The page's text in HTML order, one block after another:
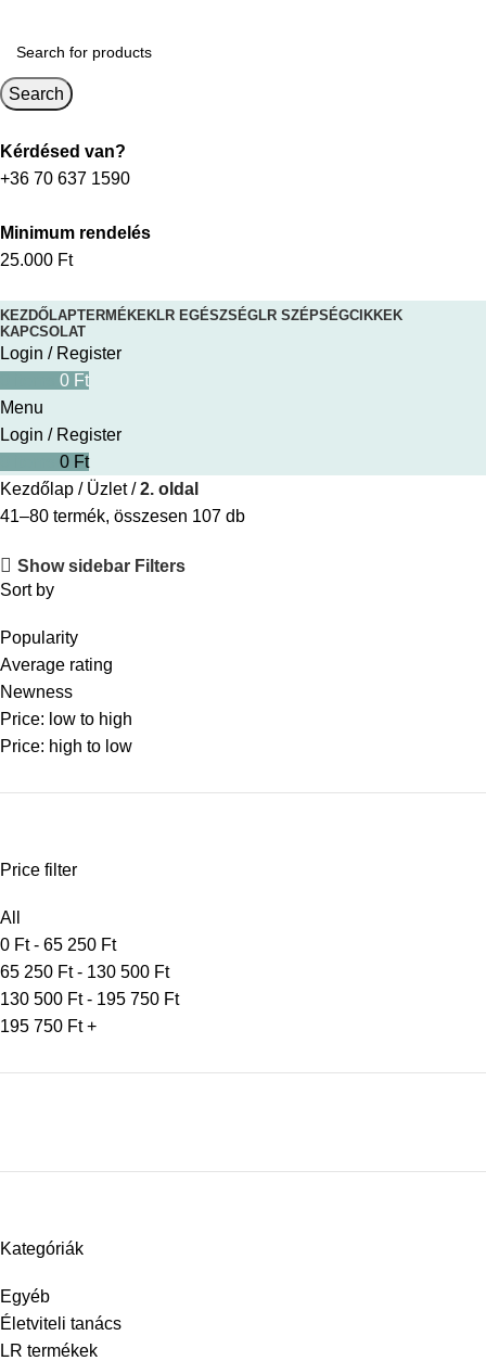
Search
Kérdésed van?
+36 70 637 1590
Minimum rendelés
25.000 Ft
KEZDŐLAPTERMÉKEKLR EGÉSZSÉGLR SZÉPSÉGCIKKEK
KAPCSOLAT
Login / Register
0 Ft
Menu
Login / Register
0 Ft
Kezdőlap
Üzlet
2. oldal
41–80 termék, összesen 107 db
Show sidebar Filters
Sort by
Popularity
Average rating
Newness
Price: low to high
Price: high to low
Price filter
All
0 Ft- 65 250 Ft
65 250 Ft- 130 500 Ft
130 500 Ft- 195 750 Ft
195 750 Ft+
Kategóriák
Egyéb
Életviteli tanács
LR termékek